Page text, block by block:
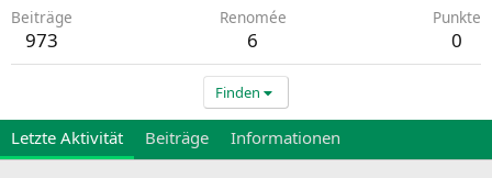
Beiträge
973
Renomée
6
Punkte
0
Finden
Letzte Aktivität Beiträge Informationen